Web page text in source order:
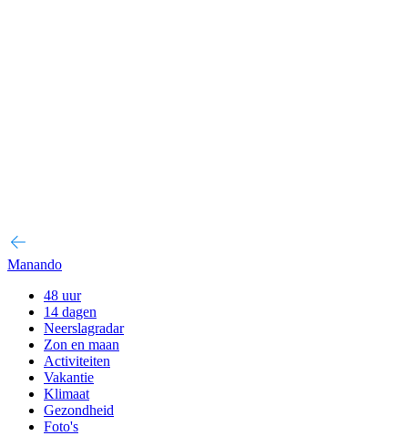
Manando
48 uur
14 dagen
Neerslagradar
Zon en maan
Activiteiten
Vakantie
Klimaat
Gezondheid
Foto's